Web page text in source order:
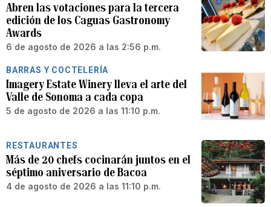
Abren las votaciones para la tercera
edición de los Caguas Gastronomy
Awards
6 de agosto de 2026 a las 2:56 p.m.
BARRAS Y COCTELERÍA
Imagery Estate Winery lleva el arte del
Valle de Sonoma a cada copa
5 de agosto de 2026 a las 11:10 p.m.
RESTAURANTES
Más de 20 chefs cocinarán juntos en el
séptimo aniversario de Bacoa
4 de agosto de 2026 a las 11:10 p.m.